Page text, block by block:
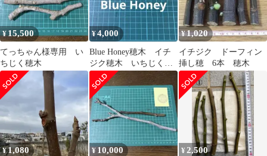
¥ 15,500
てっちゃん様専用 い
ちじく穂木
¥4,000
Blue Honey穂木 イチ
ジク穂木 いちじく穂
木
¥1,020
イチジク ドーフィン
挿し穂 6本 穂木
¥1,080 ¥ 10,000 ¥ 2,500